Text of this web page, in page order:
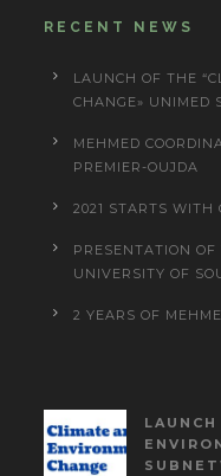
RECENT NEWS
LAUNCH OF THE
CHANGE» UNIMED
MEHMED
PREMIER-OUJDA
2021 STARTS WITH
PRESENTATION
UNIVERSITY OF
2 YEARS OF